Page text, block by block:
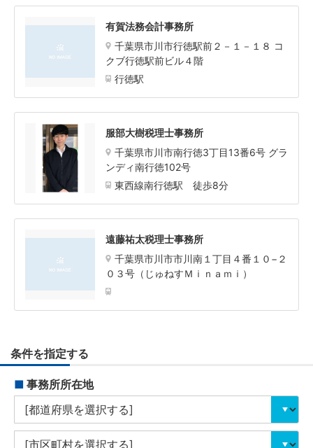
有賀法務会計事務所
千葉県市川市行徳駅前２－１－１８ コ
クブ行徳駅前ビル４階
行徳駅
服部大樹税理士事務所
千葉県市川市南行徳3丁目13番6号 グラ
ンディ南行徳102号
東西線南行徳駅 徒歩8分
遠藤祐太税理士事務所
千葉県市川市市川南１丁目４番１０−２
０３号（じゅねすＭｉｎａｍｉ）
条件を指定する
■ 事務所所在地